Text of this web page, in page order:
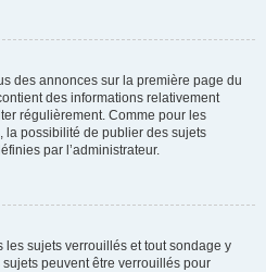
des annonces sur la première page du
des informations relativement
régulièrement. Comme pour les
la possibilité de publier des sujets
par l’administrateur.
sujets verrouillés et tout sondage y
peuvent être verrouillés pour